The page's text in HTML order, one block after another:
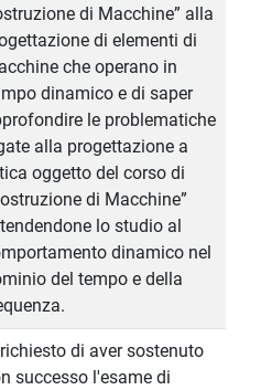
di Macchine” alla
di elementi di
che operano in
dinamico e di saper
le problematiche
alla progettazione a
oggetto del corso di
di Macchine”
lo studio al
dinamico nel
del tempo e della
richiesto di aver sostenuto
successo l'esame di